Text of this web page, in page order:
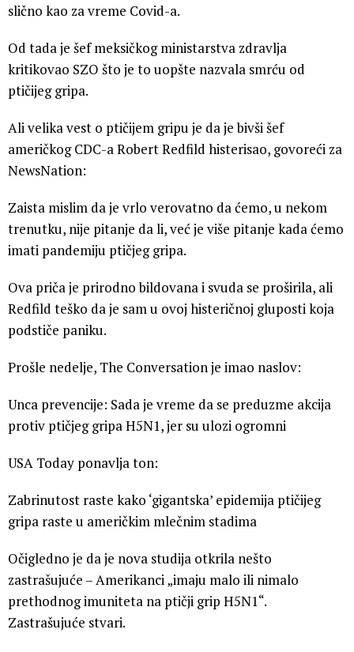
slično kao za vreme Covid-a.
Od tada je šef meksičkog ministarstva zdravlja
kritikovao SZO što je to uopšte nazvala smrću od
ptičijeg gripa.
Ali velika vest o ptičijem gripu je da je bivši šef
američkog CDC-a Robert Redfild histerisao, govoreći za
NewsNation:
Zaista mislim da je vrlo verovatno da ćemo, u nekom
trenutku, nije pitanje da li, već je više pitanje kada ćemo
imati pandemiju ptičjeg gripa.
Ova priča je prirodno bildovana i svuda se proširila, ali
Redfild teško da je sam u ovoj histeričnoj gluposti koja
podstiče paniku.
Prošle nedelje, The Conversation je imao naslov:
Unca prevencije: Sada je vreme da se preduzme akcija
protiv ptičjeg gripa H5N1, jer su ulozi ogromni
USA Today ponavlja ton:
Zabrinutost raste kako ‘gigantska’ epidemija ptičijeg
gripa raste u američkim mlečnim stadima
Očigledno je da je nova studija otkrila nešto
zastrašujuće – Amerikanci „imaju malo ili nimalo
prethodnog imuniteta na ptičji grip H5N1“.
Zastrašujuće stvari.